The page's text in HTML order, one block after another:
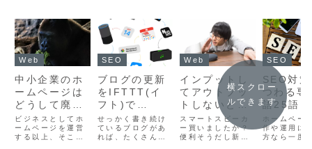
Web
中小企業のホ
ームページは
どうして廃れ
てしまうの
か？
ビジネスとしてホ
ームページを運営
する以上、そこか
SEO
ブログの更新
をIFTTT(イ
フト)で
Facebookペ
ージに自動連
動投稿する方
せっかく書き続け
ているブログがあ
れば、たくさんの
Web
インプットし
てアウトプッ
トしないと、
いろいろと
「枯渇」する
スマートスピーカ
ー買いましたか？
便利そうだし新し
SEO
SEO対
つわる専
語25語
介！
者ならぜ
習を〜
ホームペー
作や運用に
方なら一度
横スクロー
ルできます